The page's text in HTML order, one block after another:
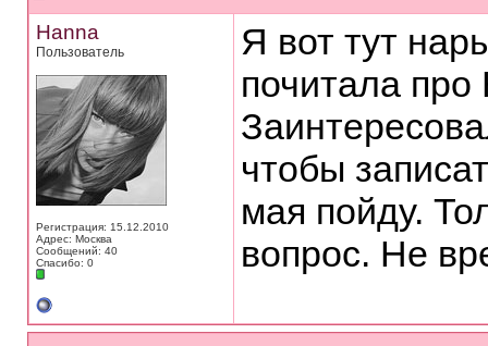
Hanna
Пользователь
Регистрация: 15.12.2010
Адрес: Москва
Сообщений: 40
Спасибо: 0
Я вот тут
почитала
чтобы
мая пойду.
вопрос. Не